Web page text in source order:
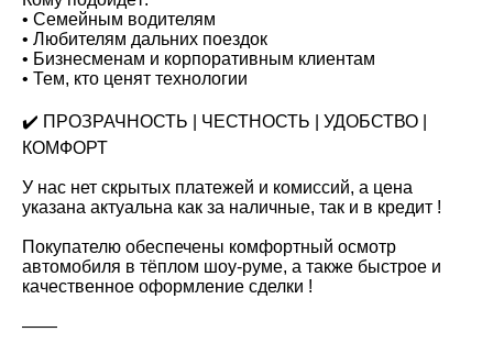
• Семейным водителям
• Любителям дальних поездок
• Бизнесменам и корпоративным клиентам
• Тем, кто ценят технологии
✔️ ПРОЗРАЧНОСТЬ | ЧЕСТНОСТЬ | УДОБСТВО |
КОМФОРТ
У нас нет скрытых платежей и комиссий, а цена
указана актуальна как за наличные, так и в кредит !
Покупателю обеспечены комфортный осмотр
автомобиля в тёплом шоу-руме, а также быстрое и
качественное оформление сделки !
——